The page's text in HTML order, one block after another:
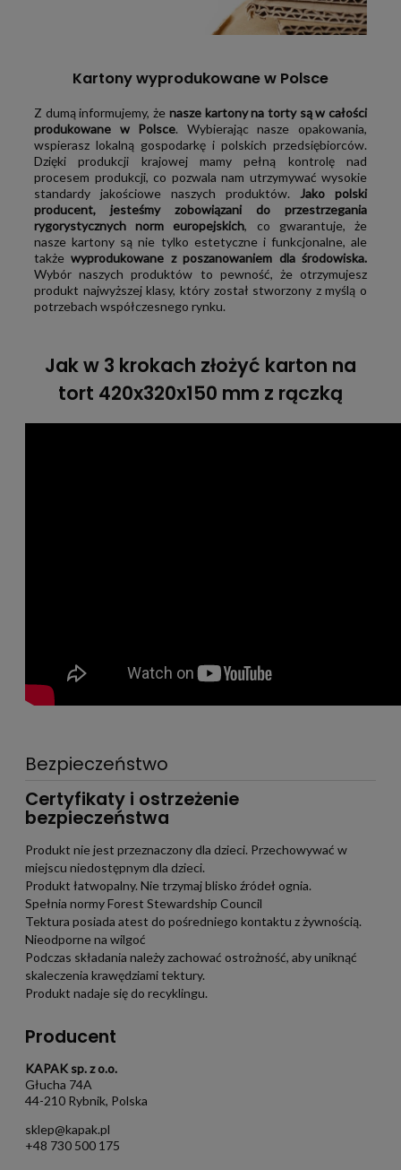
Kartony wyprodukowane w Polsce
Z dumą informujemy, że nasze kartony na torty są w całości
produkowane w Polsce. Wybierając nasze opakowania,
wspierasz lokalną gospodarkę i polskich przedsiębiorców.
Dzięki produkcji krajowej mamy pełną kontrolę nad
procesem produkcji, co pozwala nam utrzymywać wysokie
standardy jakościowe naszych produktów. Jako polski
producent, jesteśmy zobowiązani do przestrzegania
rygorystycznych norm europejskich, co gwarantuje, że
nasze kartony są nie tylko estetyczne i funkcjonalne, ale
takżewyprodukowane z poszanowaniem dla środowiska.
Wybór naszych produktów to pewność, że otrzymujesz
produkt najwyższej klasy, który został stworzony z myślą o
potrzebach współczesnego rynku.
Jak w 3 krokach złożyć karton na
tort 420x320x150 mm z rączką
Bezpieczeństwo
Certyfikaty i ostrzeżenie
bezpieczeństwa
Produkt nie jest przeznaczony dla dzieci. Przechowywać w
miejscu niedostępnym dla dzieci.
Produkt łatwopalny. Nie trzymaj blisko źródeł ognia.
Spełnia normy Forest Stewardship Council
Tektura posiada atest do pośredniego kontaktu z żywnością.
Nieodporne na wilgoć
Podczas składania należy zachować ostrożność, aby uniknąć
skaleczenia krawędziami tektury.
Produkt nadaje się do recyklingu.
Producent
KAPAK sp. z o.o.
Głucha 74A
44-210 Rybnik, Polska
sklep@kapak.pl
+48 730 500 175